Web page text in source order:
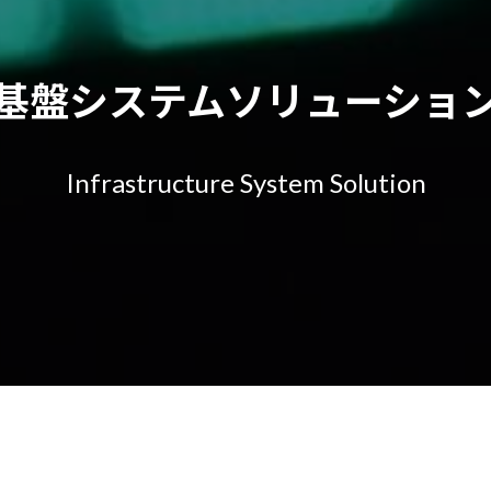
盤システムソリューショ
Infrastructure System Solution